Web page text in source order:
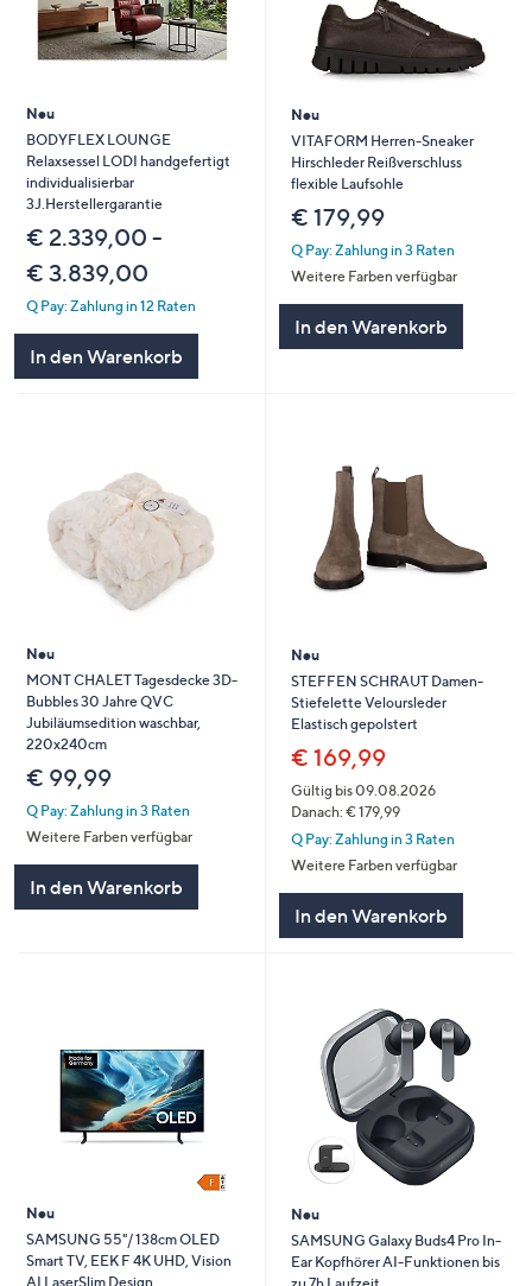
Neu
BODYFLEX LOUNGE
Relaxsessel LODI handgefertigt
individualisierbar
3J.Herstellergarantie
€ 2.339,00 -
€ 3.839,00
Q Pay: Zahlung in 12 Raten
In den Warenkorb
Neu
VITAFORM Herren-Sneaker
Hirschleder Reißverschluss
flexible Laufsohle
€ 179,99
Q Pay: Zahlung in 3 Raten
Weitere Farben verfügbar
In den Warenkorb
Neu
MONT CHALET Tagesdecke 3D-
Bubbles 30 Jahre QVC
Jubiläumsedition waschbar,
220x240cm
€ 99,99
Q Pay: Zahlung in 3 Raten
Weitere Farben verfügbar
In den Warenkorb
Neu
STEFFEN SCHRAUT Damen-
Stiefelette Veloursleder
Elastisch gepolstert
€ 169,99
Gültig bis 09.08.2026
Danach: € 179,99
Q Pay: Zahlung in 3 Raten
Weitere Farben verfügbar
In den Warenkorb
Neu
SAMSUNG 55"/ 138cm OLED
Smart TV, EEK F 4K UHD, Vision
AI LaserSlim Design
Neu
SAMSUNG Galaxy Buds4 Pro In-
Ear Kopfhörer AI-Funktionen bis